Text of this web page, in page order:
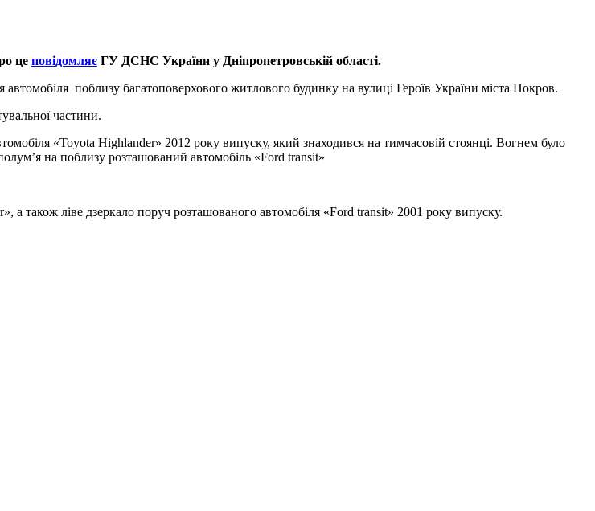
це повідомляє ГУ ДСНС України у Дніпропетровській області.
поблизу багатоповерхового житлового будинку на вулиці Героїв України міста Покров.
частини.
«Toyota Highlander» 2012 року випуску, який знаходився на тимчасовій стоянці. Вогнем було
на поблизу розташований автомобіль «Ford transit»
також ліве дзеркало поруч розташованого автомобіля «Ford transit» 2001 року випуску.